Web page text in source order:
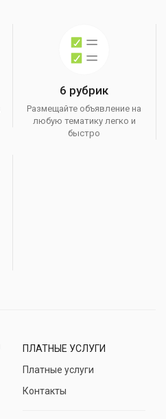
6 рубрик
Размещайте объявление на
любую тематику легко и
быстро
ПЛАТНЫЕ УСЛУГИ
Платные услуги
Контакты